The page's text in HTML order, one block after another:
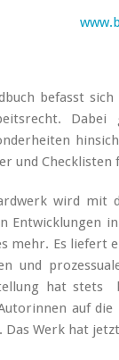
befasst
und
wird
Entwicklungen
mehr. Es liefert
und
hat stets
auf
Werk hat